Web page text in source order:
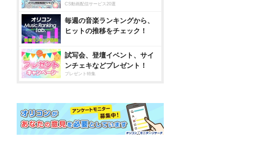
CS動画配信サービス20選
毎週の音楽ランキングから、
ヒットの推移をチェック！
試写会、登壇イベント、サイ
ンチェキなどプレゼント！
プレゼント特集